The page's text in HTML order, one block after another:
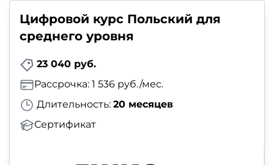
Цифровой курс Польский для
среднего уровня
23 040 руб.
Длительность: 20 месяцев
Сертификат
Рассрочка: 1 536 руб./мес.